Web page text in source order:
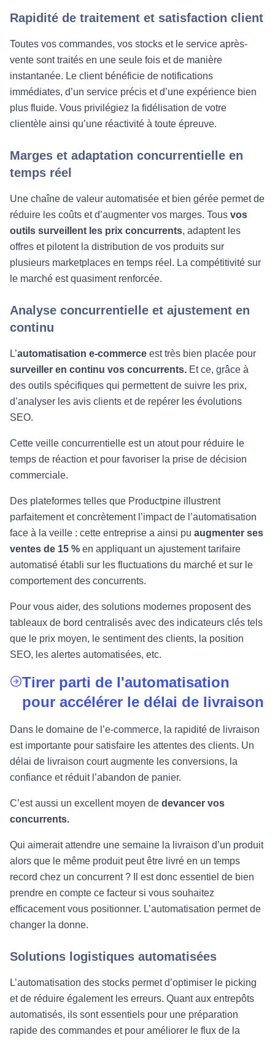
Rapidité de traitement et satisfaction client
Toutes vos commandes, vos stocks et le service après-
vente sont traités en une seule fois et de manière
instantanée. Le client bénéficie de notifications
immédiates, d’un service précis et d’une expérience bien
plus fluide. Vous privilégiez la fidélisation de votre
clientèle ainsi qu’une réactivité à toute épreuve.
Marges et adaptation concurrentielle en
temps réel
Une chaîne de valeur automatisée et bien gérée permet de
réduire les coûts et d’augmenter vos marges. Tous vos
outils surveillent les prix concurrents, adaptent les
offres et pilotent la distribution de vos produits sur
plusieurs marketplaces en temps réel. La compétitivité sur
le marché est quasiment renforcée.
Analyse concurrentielle et ajustement en
continu
L’automatisation e-commerce est très bien placée pour
surveiller en continu vos concurrents. Et ce, grâce à
des outils spécifiques qui permettent de suivre les prix,
d’analyser les avis clients et de repérer les évolutions
SEO.
Cette veille concurrentielle est un atout pour réduire le
temps de réaction et pour favoriser la prise de décision
commerciale.
Des plateformes telles que Productpine illustrent
parfaitement et concrètement l’impact de l’automatisation
face à la veille : cette entreprise a ainsi pu augmenter ses
ventes de 15 % en appliquant un ajustement tarifaire
automatisé établi sur les fluctuations du marché et sur le
comportement des concurrents.
Pour vous aider, des solutions modernes proposent des
tableaux de bord centralisés avec des indicateurs clés tels
que le prix moyen, le sentiment des clients, la position
SEO, les alertes automatisées, etc.
Tirer parti de l'automatisation
pour accélérer le délai de livraison
Dans le domaine de l’e-commerce, la rapidité de livraison
est importante pour satisfaire les attentes des clients. Un
délai de livraison court augmente les conversions, la
confiance et réduit l’abandon de panier.
C’est aussi un excellent moyen de devancer vos
concurrents.
Qui aimerait attendre une semaine la livraison d’un produit
alors que le même produit peut être livré en un temps
record chez un concurrent ? Il est donc essentiel de bien
prendre en compte ce facteur si vous souhaitez
efficacement vous positionner. L’automatisation permet de
changer la donne.
Solutions logistiques automatisées
L’automatisation des stocks permet d’optimiser le picking
et de réduire également les erreurs. Quant aux entrepôts
automatisés, ils sont essentiels pour une préparation
rapide des commandes et pour améliorer le flux de la